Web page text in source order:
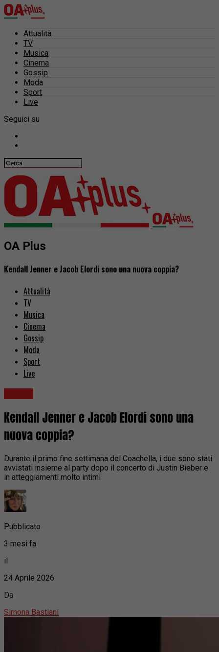
Attualità
TV
Musica
Cinema
Gossip
Moda
Sport
Live
Seguici su
OA Plus
Kendall Jenner e Jacob Elordi sono una nuova coppia?
Attualità
TV
Musica
Cinema
Gossip
Moda
Sport
Live
Kendall Jenner e Jacob Elordi sono una
nuova coppia?
Durante il primo fine settimana del Coachella, i due sono stati
avvistati insieme al party dopo il concerto di Justin Bieber e
in atteggiamenti molto intimi
Pubblicato
3 mesi fa
il
24 Aprile 2026
Da
Simona Bastiani